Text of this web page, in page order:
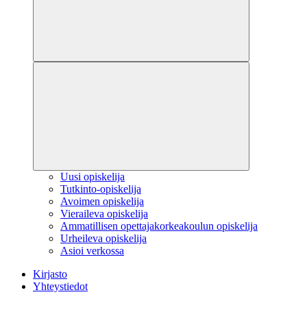
Uusi opiskelija
Tutkinto-opiskelija
Avoimen opiskelija
Vieraileva opiskelija
Ammatillisen opettajakorkeakoulun opiskelija
Urheileva opiskelija
Asioi verkossa
Kirjasto
Yhteystiedot